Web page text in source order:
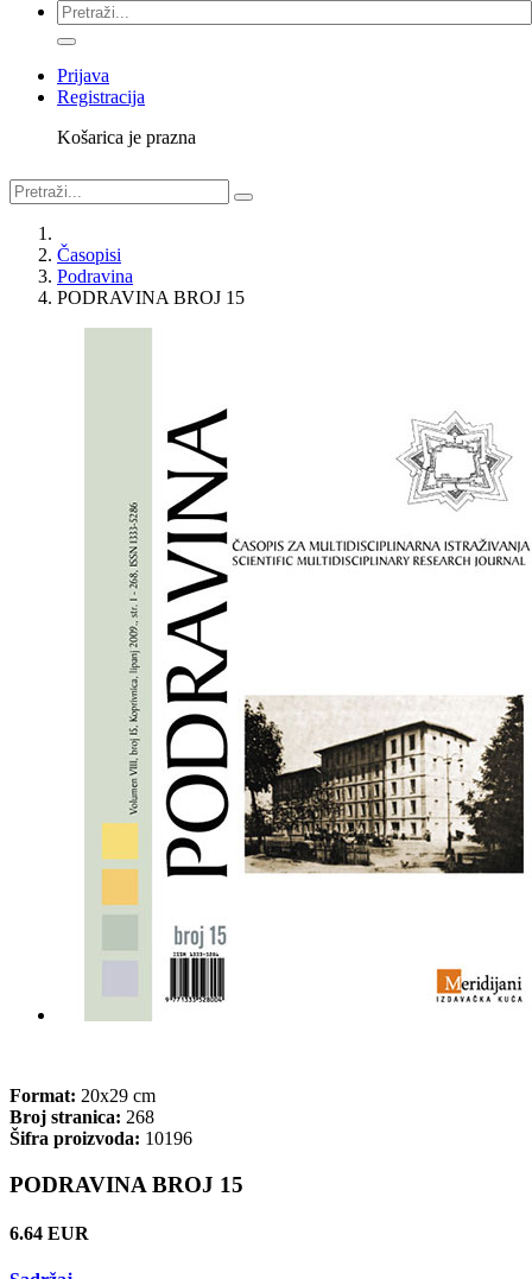
Prijava
Registracija
Košarica je prazna
Časopisi
Podravina
PODRAVINA BROJ 15
Format: 20x29 cm
Broj stranica: 268
Šifra proizvoda: 10196
PODRAVINA BROJ 15
6.64 EUR